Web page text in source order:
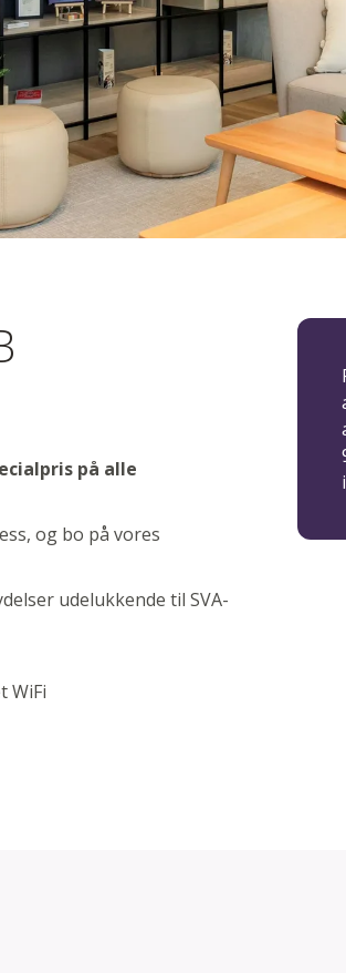
på alle
og bo på vores
udelukkende til SVA-
WiFi